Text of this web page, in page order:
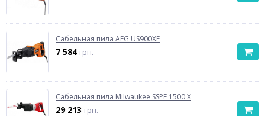
Сабельная пила AEG US900XE
7 584 грн.
Cабельная пила Milwaukee SSPE 1500 X
29 213 грн.